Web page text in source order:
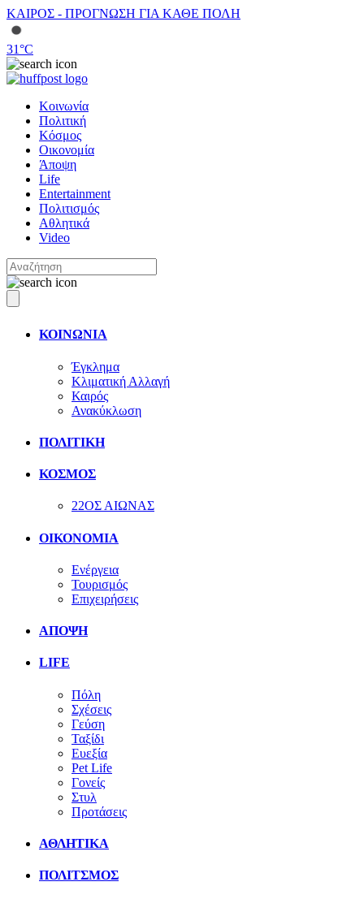
ΚΑΙΡΟΣ - ΠΡΟΓΝΩΣΗ ΓΙΑ ΚΑΘΕ ΠΟΛΗ
31°C
Κοινωνία
Πολιτική
Κόσμος
Οικονομία
Άποψη
Life
Entertainment
Πολιτισμός
Αθλητικά
Video
ΚΟΙΝΩΝΙΑ
Έγκλημα
Κλιματική Αλλαγή
Καιρός
Ανακύκλωση
ΠΟΛΙΤΙΚΗ
ΚΟΣΜΟΣ
22ΟΣ ΑΙΩΝΑΣ
ΟΙΚΟΝΟΜΙΑ
Ενέργεια
Τουρισμός
Επιχειρήσεις
ΑΠΟΨΗ
LIFE
Πόλη
Σχέσεις
Γεύση
Ταξίδι
Ευεξία
Pet Life
Γονείς
Στυλ
Προτάσεις
ΑΘΛΗΤΙΚΑ
ΠΟΛΙΤΣΜΟΣ